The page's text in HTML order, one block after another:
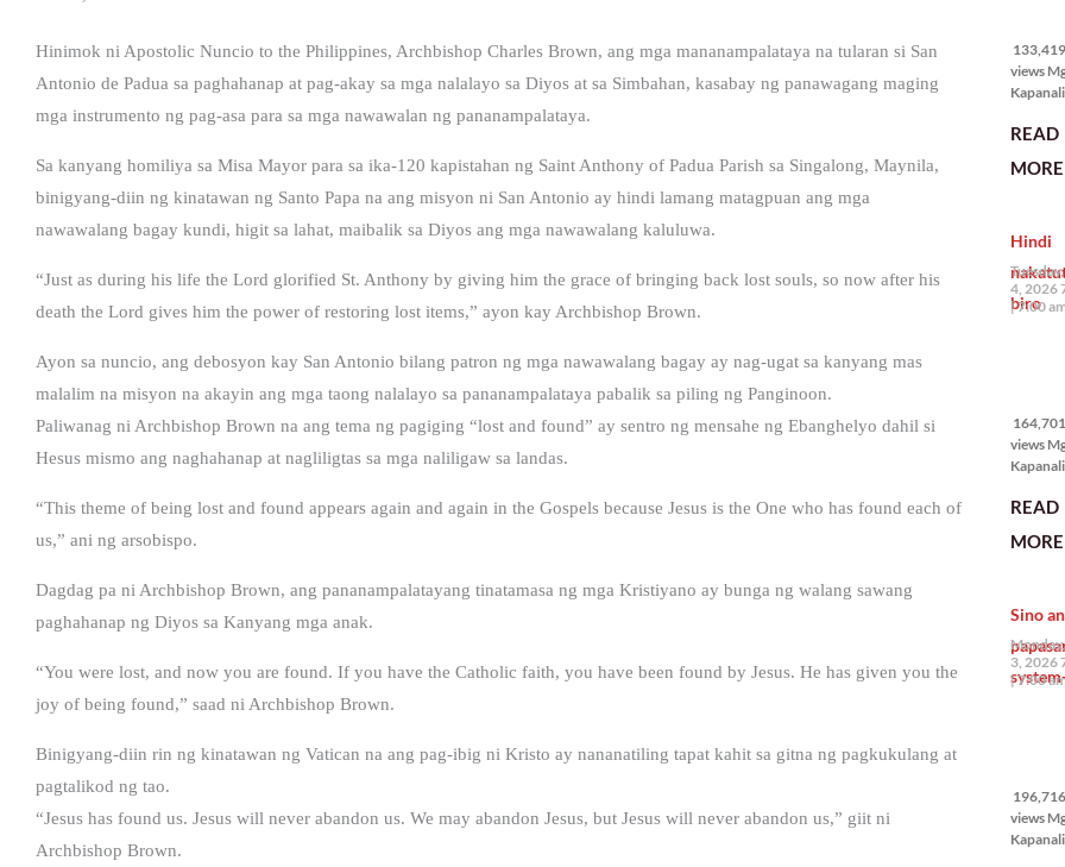
Hinimok ni Apostolic Nuncio to the Philippines, Archbishop Charles Brown, ang mga mananampalataya na tularan si San
Antonio de Padua sa paghahanap at pag-akay sa mga nalalayo sa Diyos at sa Simbahan, kasabay ng panawagang maging
mga instrumento ng pag-asa para sa mga nawawalan ng pananampalataya.
Sa kanyang homiliya sa Misa Mayor para sa ika-120 kapistahan ng Saint Anthony of Padua Parish sa Singalong, Maynila,
binigyang-diin ng kinatawan ng Santo Papa na ang misyon ni San Antonio ay hindi lamang matagpuan ang mga
nawawalang bagay kundi, higit sa lahat, maibalik sa Diyos ang mga nawawalang kaluluwa.
“Just as during his life the Lord glorified St. Anthony by giving him the grace of bringing back lost souls, so now after his
death the Lord gives him the power of restoring lost items,” ayon kay Archbishop Brown.
Ayon sa nuncio, ang debosyon kay San Antonio bilang patron ng mga nawawalang bagay ay nag-ugat sa kanyang mas
malalim na misyon na akayin ang mga taong nalalayo sa pananampalataya pabalik sa piling ng Panginoon.
Paliwanag ni Archbishop Brown na ang tema ng pagiging “lost and found” ay sentro ng mensahe ng Ebanghelyo dahil si
Hesus mismo ang naghahanap at nagliligtas sa mga naliligaw sa landas.
“This theme of being lost and found appears again and again in the Gospels because Jesus is the One who has found each of
us,” ani ng arsobispo.
Dagdag pa ni Archbishop Brown, ang pananampalatayang tinatamasa ng mga Kristiyano ay bunga ng walang sawang
paghahanap ng Diyos sa Kanyang mga anak.
“You were lost, and now you are found. If you have the Catholic faith, you have been found by Jesus. He has given you the
joy of being found,” saad ni Archbishop Brown.
Binigyang-diin rin ng kinatawan ng Vatican na ang pag-ibig ni Kristo ay nananatiling tapat kahit sa gitna ng pagkukulang at
pagtalikod ng tao.
“Jesus has found us. Jesus will never abandon us. We may abandon Jesus, but Jesus will never abandon us,” giit ni
Archbishop Brown.
views
bawat
disente,
itong
ligtas,
READ
MORE
Hindi
biro
4, 2026
7:00
views
Japanese
the
bahay
READ
MORE
Sino
3, 2026
7:00
views